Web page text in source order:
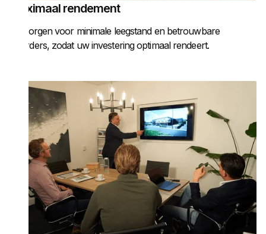
Maximaal rendement
Wij zorgen voor minimale leegstand en betrouwbare
huurders, zodat uw investering optimaal rendeert.